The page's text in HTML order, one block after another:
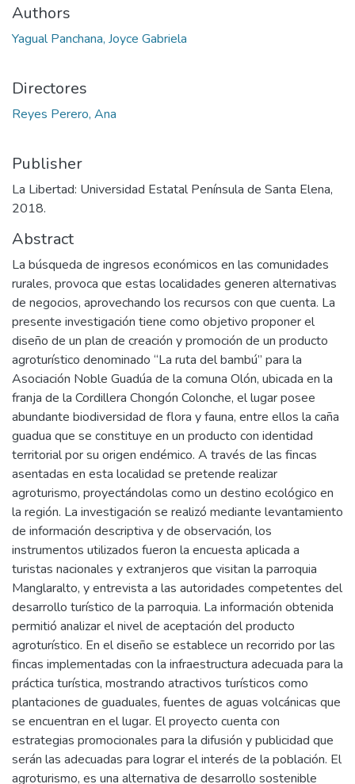
Authors
Yagual Panchana, Joyce Gabriela
Directores
Reyes Perero, Ana
Publisher
La Libertad: Universidad Estatal Península de Santa Elena,
2018.
Abstract
La búsqueda de ingresos económicos en las comunidades
rurales, provoca que estas localidades generen alternativas
de negocios, aprovechando los recursos con que cuenta. La
presente investigación tiene como objetivo proponer el
diseño de un plan de creación y promoción de un producto
agroturístico denominado “La ruta del bambú” para la
Asociación Noble Guadúa de la comuna Olón, ubicada en la
franja de la Cordillera Chongón Colonche, el lugar posee
abundante biodiversidad de flora y fauna, entre ellos la caña
guadua que se constituye en un producto con identidad
territorial por su origen endémico. A través de las fincas
asentadas en esta localidad se pretende realizar
agroturismo, proyectándolas como un destino ecológico en
la región. La investigación se realizó mediante levantamiento
de información descriptiva y de observación, los
instrumentos utilizados fueron la encuesta aplicada a
turistas nacionales y extranjeros que visitan la parroquia
Manglaralto, y entrevista a las autoridades competentes del
desarrollo turístico de la parroquia. La información obtenida
permitió analizar el nivel de aceptación del producto
agroturístico. En el diseño se establece un recorrido por las
fincas implementadas con la infraestructura adecuada para la
práctica turística, mostrando atractivos turísticos como
plantaciones de guaduales, fuentes de aguas volcánicas que
se encuentran en el lugar. El proyecto cuenta con
estrategias promocionales para la difusión y publicidad que
serán las adecuadas para lograr el interés de la población. El
agroturismo, es una alternativa de desarrollo sostenible